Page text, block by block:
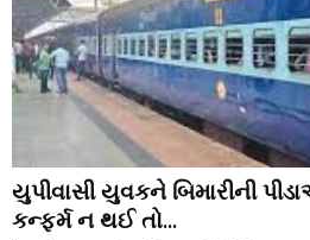
યુપીવાસી યુવકને બિમારીની
કન્ફર્મ ન થઈ તો...